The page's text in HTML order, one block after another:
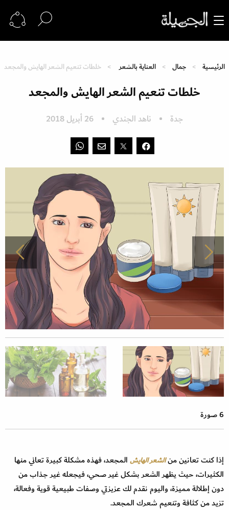
الرئيسية جمال العناية بالشعر خلطات تنعيم الشعر الهايش والمجعد
خلطات تنعيم الشعر الهايش والمجعد
جدة ناهد الجندي 26 أبريل 2018
6 صورة
إذا كنت تعانين منالشعر الهايش المجعد، فهذه مشكلة كبيرة تعاني منها
الكثيرات، حيث يظهر الشعر بشكل غير صحي، فيجعله غير جذاب من
دون إطلالة مميزة، واليوم نقدم لك عزيزتي وصفات طبيعية قوية وفعالة،
تزيد من كثافة وتنعيم شعرك المجعد.